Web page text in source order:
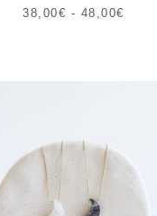
38,00€ - 48,00€